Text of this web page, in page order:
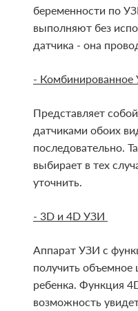
беременности по
выполняют без
датчика - она
- Комбинированное
Представляет
датчиками обоих
последовательно.
выбирает в тех
уточнить.
- 3D и 4D УЗИ
Аппарат УЗИ с
получить объемное
ребенка. Функция
возможность